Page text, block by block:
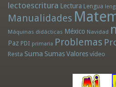
lectoescritura Lectura Lengua
Manualidades
Máquinas didácticas México Navidad
Paz PDI primaria Problemas
Resta Suma Sumas Valores vídeo